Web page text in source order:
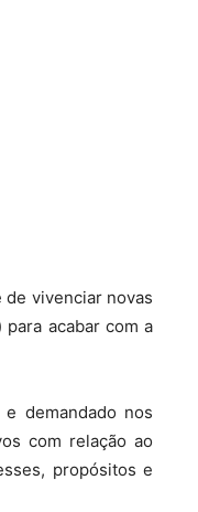
de vivenciar novas
acabar com a
demandado nos
com relação ao
propósitos e